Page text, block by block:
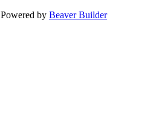
Powered by Beaver Builder